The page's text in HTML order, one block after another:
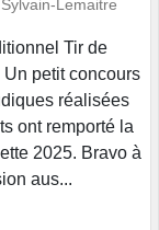
Sylvain-Lemaitre
Tir de
petit concours
réalisées
ont remporté la
2025. Bravo à
aus...